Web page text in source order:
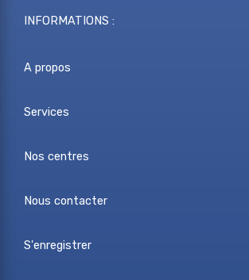
INFORMATIONS :
A propos
Services
Nos centres
Nous contacter
S'enregistrer